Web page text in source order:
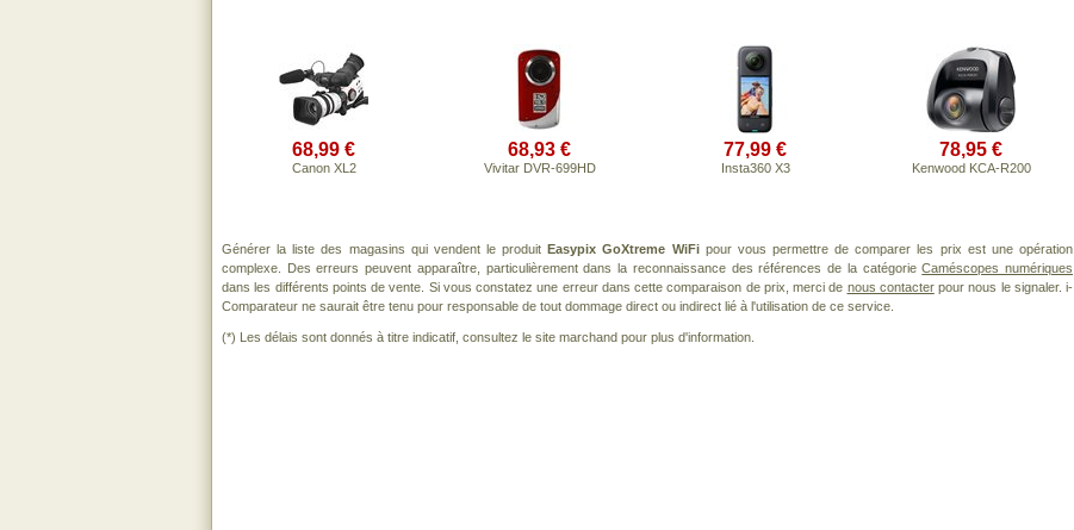
68,99 €
Canon XL2
68,93 €
Vivitar DVR-699HD
77,99 €
Insta360 X3
78,95 €
Kenwood KCA-R200
Générer la liste des magasins qui vendent le produitEasypix GoXtreme WiFipour vous permettre de comparer les prix est une opération
complexe. Des erreurs peuvent apparaître, particulièrement dans la reconnaissance des références de la catégorieCaméscopes numériques
dans les différents points de vente. Si vous constatez une erreur dans cette comparaison de prix, merci de nous contacterpour nous le signaler. i-
Comparateur ne saurait être tenu pour responsable de tout dommage direct ou indirect lié à l'utilisation de ce service.
(*) Les délais sont donnés à titre indicatif, consultez le site marchand pour plus d'information.